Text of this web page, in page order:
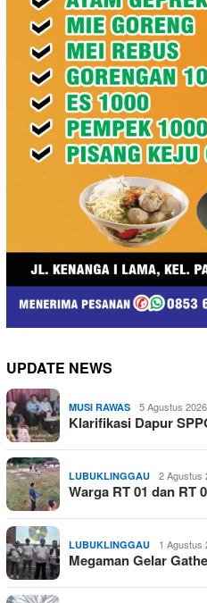
UPDATE NEWS
MUSI RAWAS 5 Agustus 2026
Klarifikasi Dapur
LUBUKLINGGAU 2 Agustus
Warga RT 01 dan RT
LUBUKLINGGAU 1 Agustus
Megaman Gelar